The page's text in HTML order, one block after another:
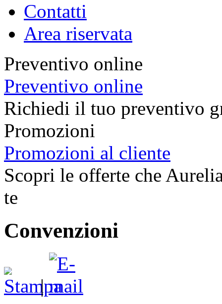
Contatti
Area riservata
Preventivo online
Preventivo online
Richiedi il tuo preventivo
Promozioni
Promozioni al cliente
Scopri le offerte che
te
Convenzioni
|